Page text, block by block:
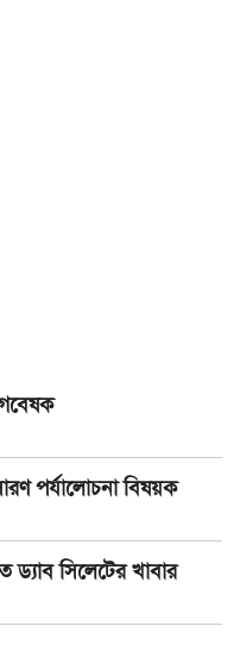
পর্যালোচনা বিষয়ক
ড্যাব সিলেটের খাবার